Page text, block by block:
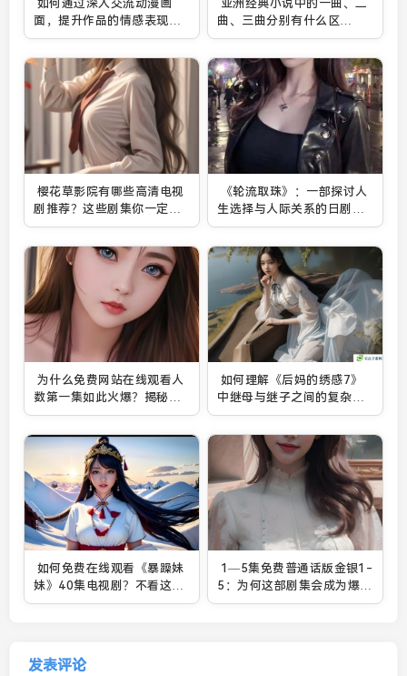
如何通过深入交流动漫画
面，提升作品的情感表现与
艺术价值？：分析画面构成
与情感传递的关键技巧
亚洲经典小说中的一曲、二
曲、三曲分别有什么区
别？：探索不同叙事风格的
独特魅力
樱花草影院有哪些高清电视
剧推荐？这些剧集你一定不
想错过！
《轮流取珠》：一部探讨人
生选择与人际关系的日剧，
如何让观众反思自己的情感
与命运？
为什么免费网站在线观看人
数第一集如此火爆？揭秘其
成功背后的因素
如何理解《后妈的绣感7》
中继母与继子之间的复杂关
系：家庭冲突与情感升华的
深刻剖析
如何免费在线观看《暴躁妹
妹》40集电视剧？不看这篇
你就亏大了！
1—5集免费普通话版金银1-
5：为何这部剧集会成为爆
款？
发表评论